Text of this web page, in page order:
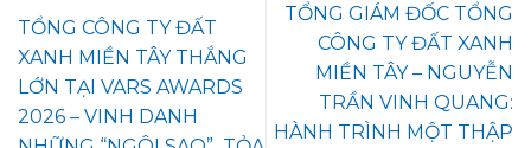
TỔNG CÔNG TY ĐẤT
XANH MIỀN TÂY THẮNG
LỚN TẠI VARS AWARDS
2026 – VINH DANH
TỔNG GIÁM ĐỐC TỔNG
CÔNG TY ĐẤT XANH
MIỀN TÂY – NGUYỄN
TRẦN VINH QUANG:
HÀNH TRÌNH MỘT THẬP